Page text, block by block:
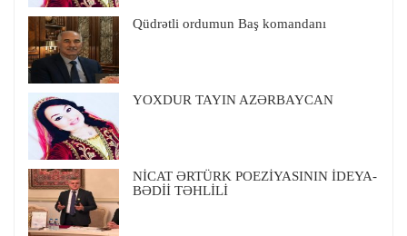
Qüdrətli ordumun Baş komandanı
YOXDUR TAYIN AZƏRBAYCAN
NİCAT ƏRTÜRK POEZİYASININ İDEYA-
BƏDİİ TƏHLİLİ